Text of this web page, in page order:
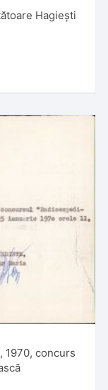
Hagiești
1970, concurs